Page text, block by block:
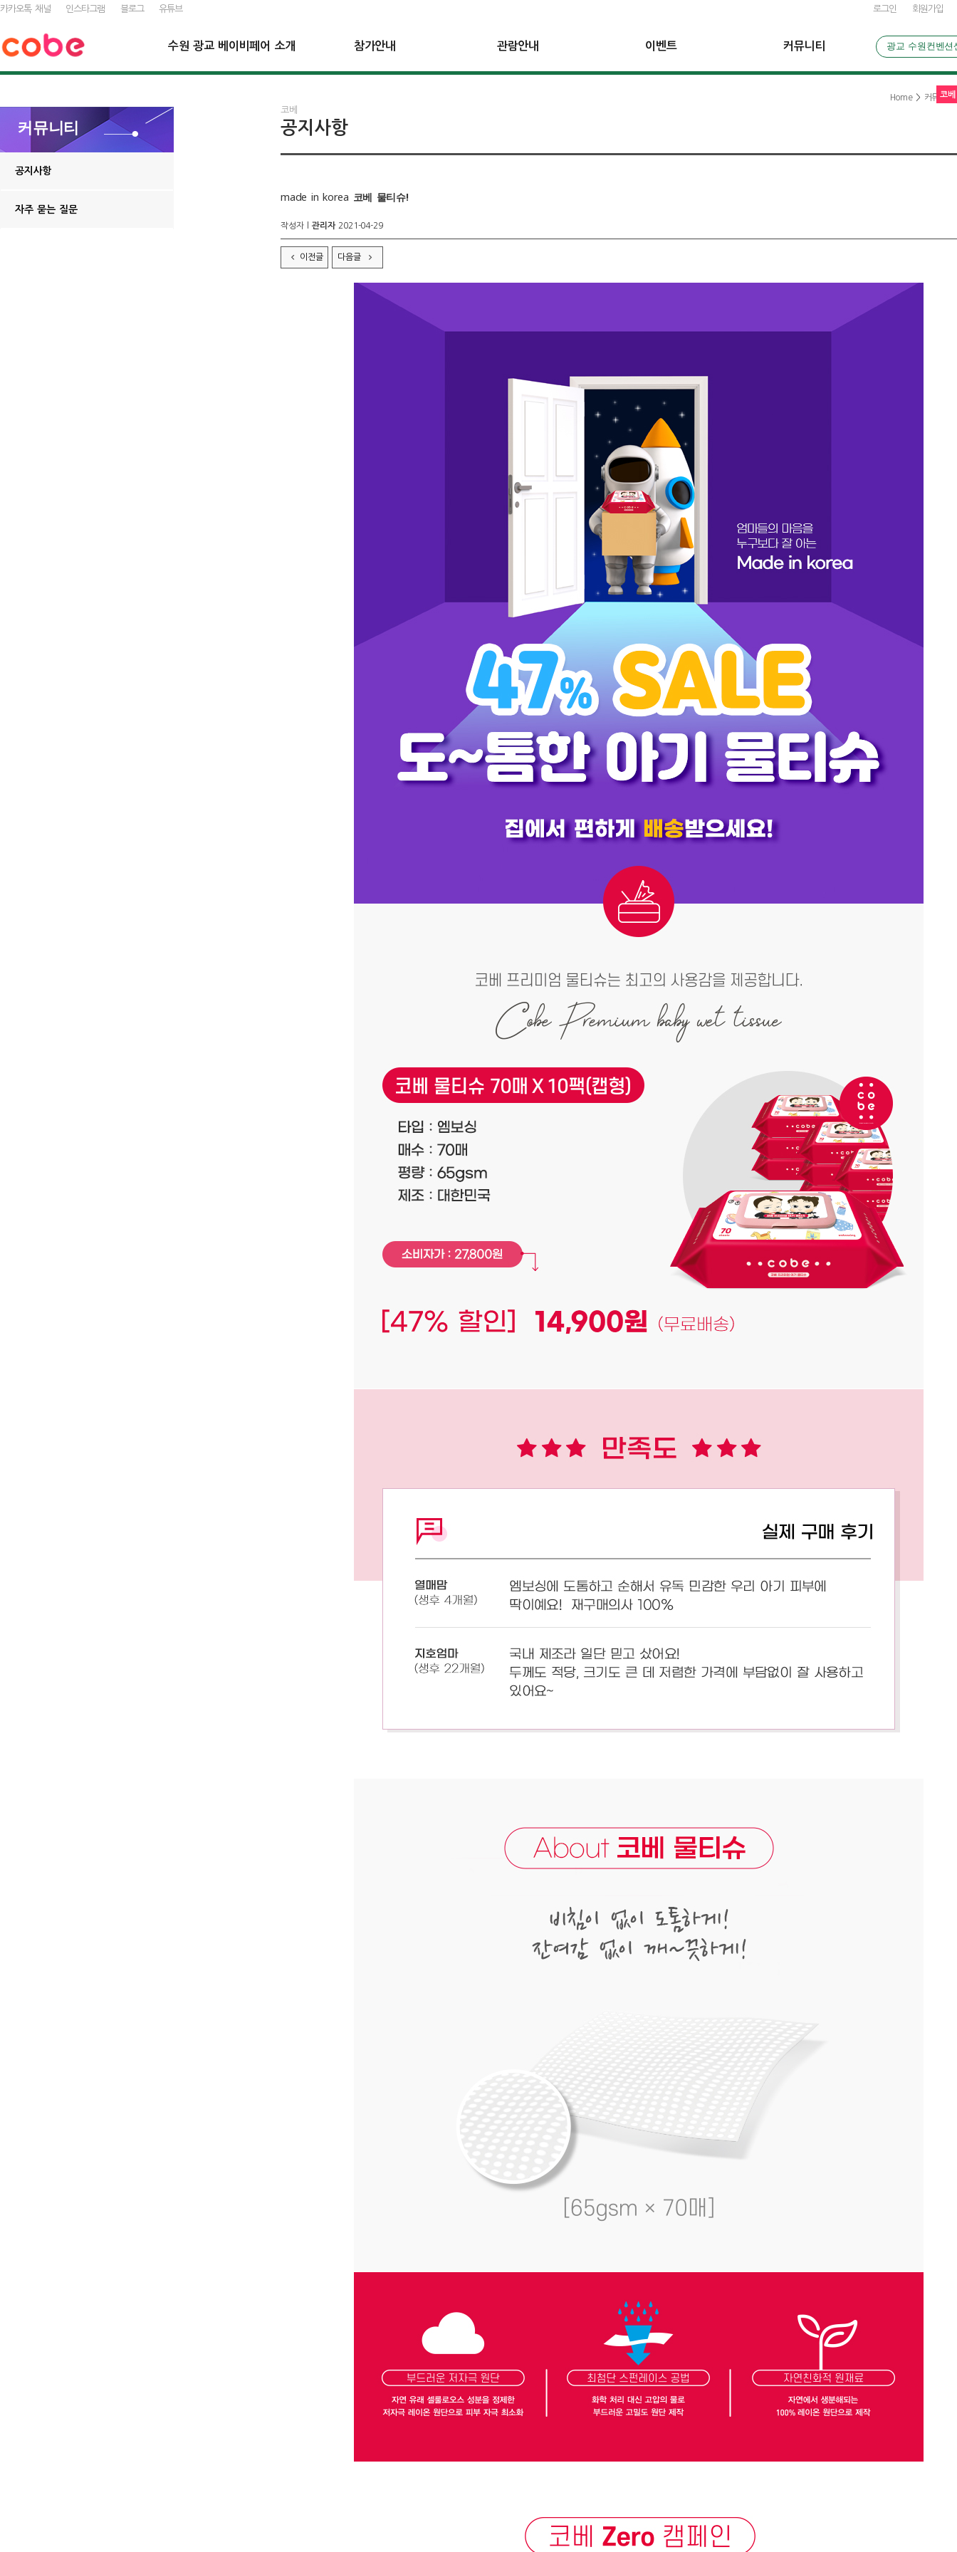
카카오톡 채널 인스타그램 블로그 유튜브 로그인 회원가입
광교 수원컨벤션
수원 광교 베이비페어 소개 참가안내 관람안내 이벤트 커뮤니티
커뮤니티
공지사항
자주 묻는 질문
Home> 커뮤니티
코베
공지사항
코
made in korea 코베 물티슈!
작성자 l 관리자 2021-04-29
이전글 다음글